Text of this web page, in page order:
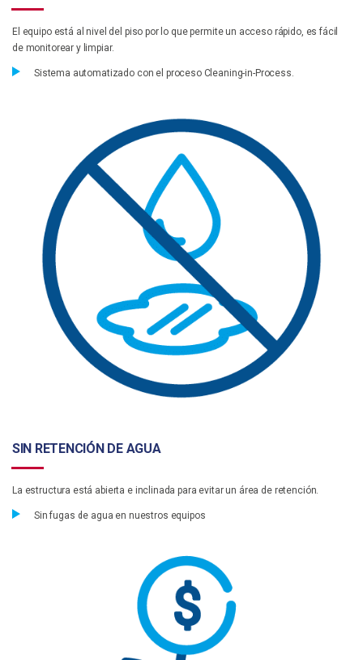
El equipo está al nivel del piso por lo que permite un acceso rápido, es fácil
de monitorear y limpiar.
Sistema automatizado con el proceso Cleaning-in-Process.
SIN RETENCIÓN DE AGUA
La estructura está abierta e inclinada para evitar un área de retención.
Sin fugas de agua en nuestros equipos